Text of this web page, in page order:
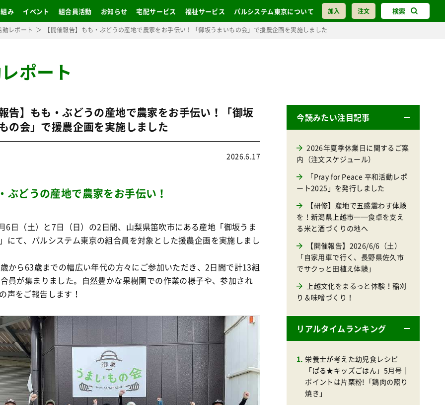
加入 注文 検索
み イベント 組合員活動 お知らせ 宅配サービス 福祉サービス パルシステム東京について
動レポート 【開催報告】もも・ぶどうの産地で農家をお手伝い！「御坂うまいもの会」で援農企画を実施しました
ポート
告】もも・ぶどうの産地で農家をお手伝い！「御坂
の会」で援農企画を実施しました
2026.6.17
ぶどうの産地で農家をお手伝い！
6日（土）と7日（日）の2日間、山梨県笛吹市にある産地「御坂うま
にて、パルシステム東京の組合員を対象とした援農企画を実施しまし
から63歳までの幅広い年代の方々にご参加いただき、2日間で計13組
員が集まりました。自然豊かな果樹園での作業の様子や、参加され
声をご報告します！
今読みたい注目記事
2026年夏季休業日に関するご案
内（注文スケジュール）
「Pray for Peace 平和活動レポ
ート2025」を発行しました
【研修】産地で五感震わす体験
を！新潟県上越市──食卓を支え
る米と酒づくりの地へ
【開催報告】2026/6/6（土）
「自家用車で行く、長野県佐久市
でサクっと田植え体験」
上越文化をまるっと体験！稲刈
り＆味噌づくり！
リアルタイムランキング
栄養士が考えた幼児食レシピ
「ぱる★キッズごはん」5月号｜
ポイントは片栗粉!「鶏肉の照り
焼き」